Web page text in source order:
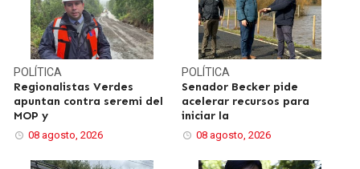
POLÍTICA
Regionalistas Verdes
apuntan contra seremi del
MOP y
08 agosto, 2026
POLÍTICA
Senador Becker pide
acelerar recursos para
iniciar la
08 agosto, 2026